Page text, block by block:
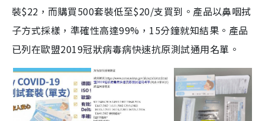
裝$22，而購買500套裝低至$20/支買到。產品以鼻咽拭
子方式採樣，準確性高達99%，15分鐘就知結果。產品
已列在歐盟2019冠狀病毒病快速抗原測試通用名單。